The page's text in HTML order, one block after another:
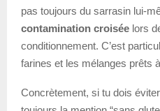
pas toujours du sarrasin lui-
contamination croisée lors
conditionnement. C’est
farines et les mélanges prêts à
Concrètement, si tu dois